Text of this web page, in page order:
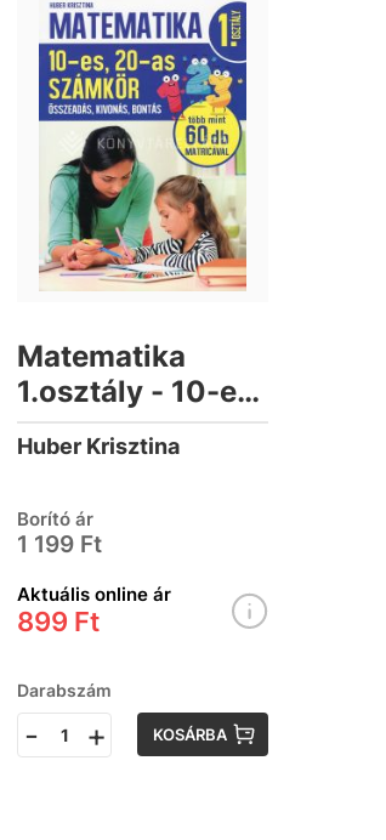
Matematika
1.osztály - 10-es,
20-as számkör -
összeadás,
Huber Krisztina
Borító ár
1 199 Ft
Aktuális online ár
899 Ft
Darabszám
- + KOSÁRBA